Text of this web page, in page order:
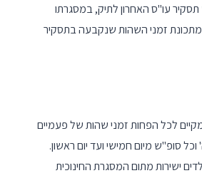
הוגש תסקיר עו"ס האחרון לתיק, במסגרתו
זמני השהות שנקבעה בתסקיר
לכל הפחות זמני שהות של פעמיים
סופ"ש מיום חמישי ועד יום ראשון.
ישירות מתום המסגרת החינוכית